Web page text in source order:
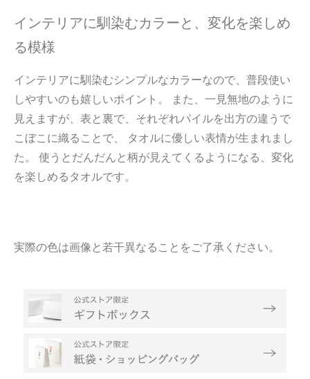
インテリアに馴染むカラーと、変化を楽しめ
る模様
インテリアに馴染むシンプルなカラーなので、普段使い
しやすいのも嬉しいポイント。 また、一見無地のように
見えますが、表と裏で、それぞれパイルを出方の違うで
こぼこに織ることで、 タオルに優しい表情が生まれまし
た。 使うとだんだんと柄が見えてくるようになる、変化
を楽しめるタオルです。
実際の色は画像と若干異なることをご了承ください。